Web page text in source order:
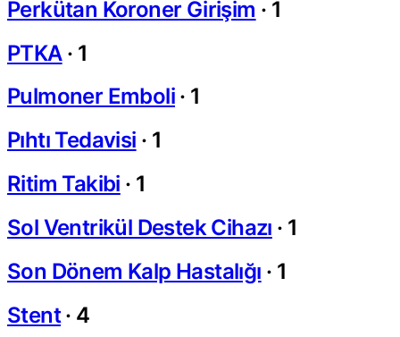
Perkütan Koroner Girişim · 1
PTKA · 1
Pulmoner Emboli · 1
Pıhtı Tedavisi · 1
Ritim Takibi · 1
Sol Ventrikül Destek Cihazı · 1
Son Dönem Kalp Hastalığı · 1
Stent · 4